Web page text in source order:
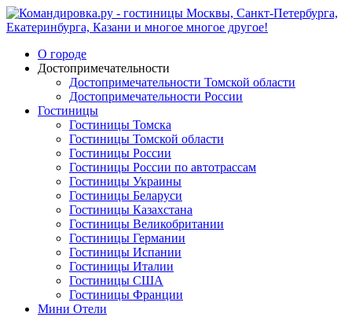
О городе
Достопримечательности
Достопримечательности Томской области
Достопримечательности России
Гостиницы
Гостиницы Томска
Гостиницы Томской области
Гостиницы России
Гостиницы России по автотрассам
Гостиницы Украины
Гостиницы Беларуси
Гостиницы Казахстана
Гостиницы Великобритании
Гостиницы Германии
Гостиницы Испании
Гостиницы Италии
Гостиницы США
Гостиницы Франции
Мини Отели